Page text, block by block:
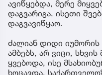
ავიწყებდა, მერე
დაგვარიგა, ისეთი
დაგვავიწყაო.
ძალიან დიდი იუმორის
ამბებს, არ ვიცი,
ყვებოდა, ისე
ხოცავდა.